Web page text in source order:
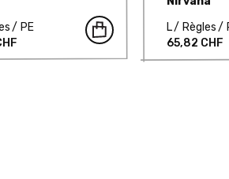
PE
L
Règles
65,82 CHF